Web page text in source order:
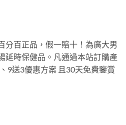
分百正品，假一賠十！為廣大男
延時保健品。凡通過本站訂購產
9送3優惠方案 且30天免費鑒賞